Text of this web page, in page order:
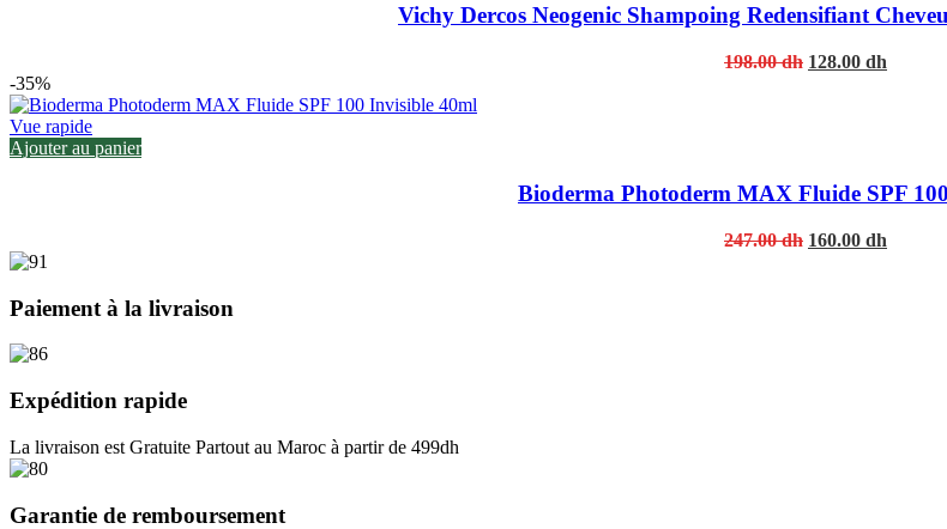
Vichy Dercos Neogenic Shampoing Redensifiant
198.00dh Original
128.00 dh
-35%
Vue rapide
Ajouter au panier
Bioderma Photoderm MAX Fluide SPF
247.00dh Original
160.00 dh
Paiement à la livraison
Expédition rapide
La livraison est Gratuite Partout au Maroc à partir de 499dh
Garantie de remboursement